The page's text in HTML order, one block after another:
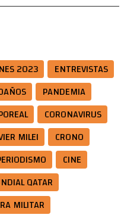
2023
ENTREVISTAS
PANDEMIA
CORONAVIRUS
MILEI
CRONO
CINE
QATAR
MILITAR